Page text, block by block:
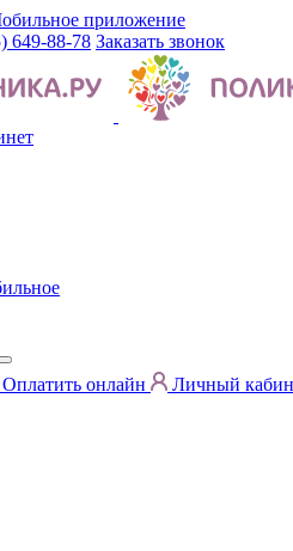
приложение
649-88-78 Заказать звонок
Оплатить онлайн
Личный